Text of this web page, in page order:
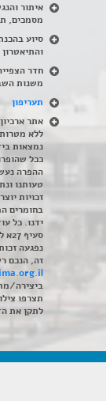
איתור
מסמכים,
סיוע
משנות
תעריפון
אתר
ללא
נמצאות
ככל
ההפרה
טעותנו
זכויות
בחומרים
ידנו. כל
נפגעה
זה, הנכם
ביצירה/
תצרפו
לתקן את